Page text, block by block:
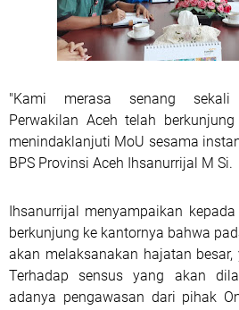
"Kami merasa senang sekali
Perwakilan Aceh telah
menindaklanjuti MoU sesama
BPS Provinsi Aceh Ihsanurrijal M Si.
Ihsanurrijal menyampaikan
berkunjung ke kantornya bahwa
akan melaksanakan hajatan
Terhadap sensus yang akan
adanya pengawasan dari pihak